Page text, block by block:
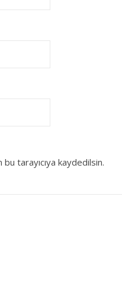
tarayıcıya kaydedilsin.